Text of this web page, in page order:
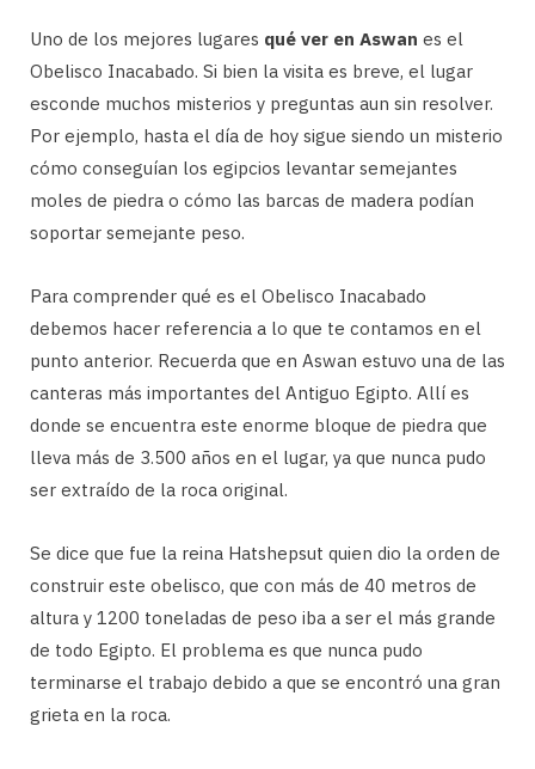
Uno de los mejores lugares qué ver en Aswan es el
Obelisco Inacabado. Si bien la visita es breve, el lugar
esconde muchos misterios y preguntas aun sin resolver.
Por ejemplo, hasta el día de hoy sigue siendo un misterio
cómo conseguían los egipcios levantar semejantes
moles de piedra o cómo las barcas de madera podían
soportar semejante peso.
Para comprender qué es el Obelisco Inacabado
debemos hacer referencia a lo que te contamos en el
punto anterior. Recuerda que en Aswan estuvo una de las
canteras más importantes del Antiguo Egipto. Allí es
donde se encuentra este enorme bloque de piedra que
lleva más de 3.500 años en el lugar, ya que nunca pudo
ser extraído de la roca original.
Se dice que fue la reina Hatshepsut quien dio la orden de
construir este obelisco, que con más de 40 metros de
altura y 1200 toneladas de peso iba a ser el más grande
de todo Egipto. El problema es que nunca pudo
terminarse el trabajo debido a que se encontró una gran
grieta en la roca.